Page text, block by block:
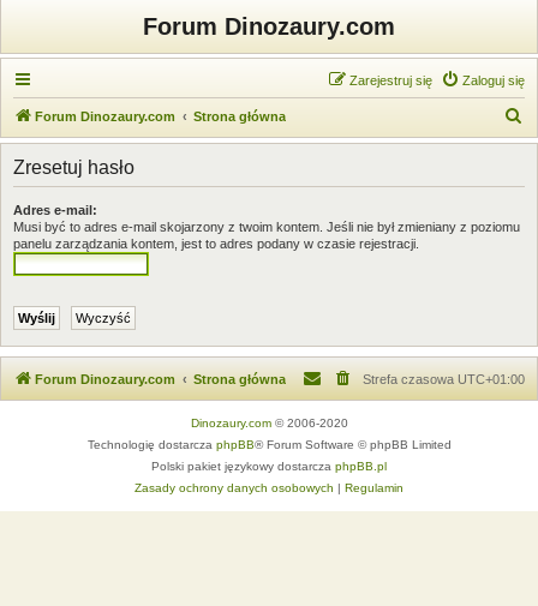
Forum Dinozaury.com
Zaloguj się
Zarejestruj się
Forum Dinozaury.com Strona główna
z
Zresetuj hasło
Adres e-mail:
Musi być to adres e-mail skojarzony z twoim kontem. Jeśli nie był zmieniany z poziomu
panelu zarządzania kontem, jest to adres podany w czasie rejestracji.
Forum Dinozaury.com Strona główna Strefa czasowa UTC+01:00
Dinozaury.com© 2006-2020
Technologię dostarcza phpBB® Forum Software © phpBB Limited
Polski pakiet językowy dostarcza phpBB.pl
Zasady ochrony danych osobowych | Regulamin